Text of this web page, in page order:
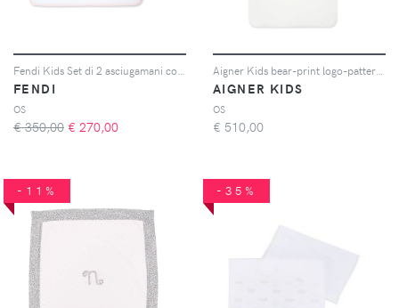
FENDI
OS
€ 350,00 € 270,00
AIGNER KIDS
OS
€ 510,00
-11% -35%